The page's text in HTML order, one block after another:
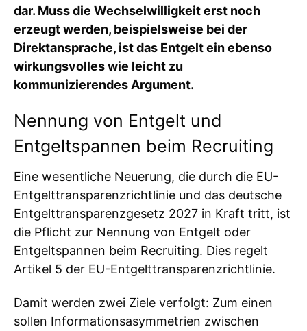
dar. Muss die Wechselwilligkeit erst noch
erzeugt werden, beispielsweise bei der
Direktansprache, ist das Entgelt ein ebenso
wirkungsvolles wie leicht zu
kommunizierendes Argument.
Nennung von Entgelt und
Entgeltspannen beim Recruiting
Eine wesentliche Neuerung, die durch die EU-
Entgelttransparenzrichtlinie und das deutsche
Entgelttransparenzgesetz 2027 in Kraft tritt, ist
die Pflicht zur Nennung von Entgelt oder
Entgeltspannen beim Recruiting. Dies regelt
Artikel 5 der EU-Entgelttransparenzrichtlinie.
Damit werden zwei Ziele verfolgt: Zum einen
sollen Informationsasymmetrien zwischen